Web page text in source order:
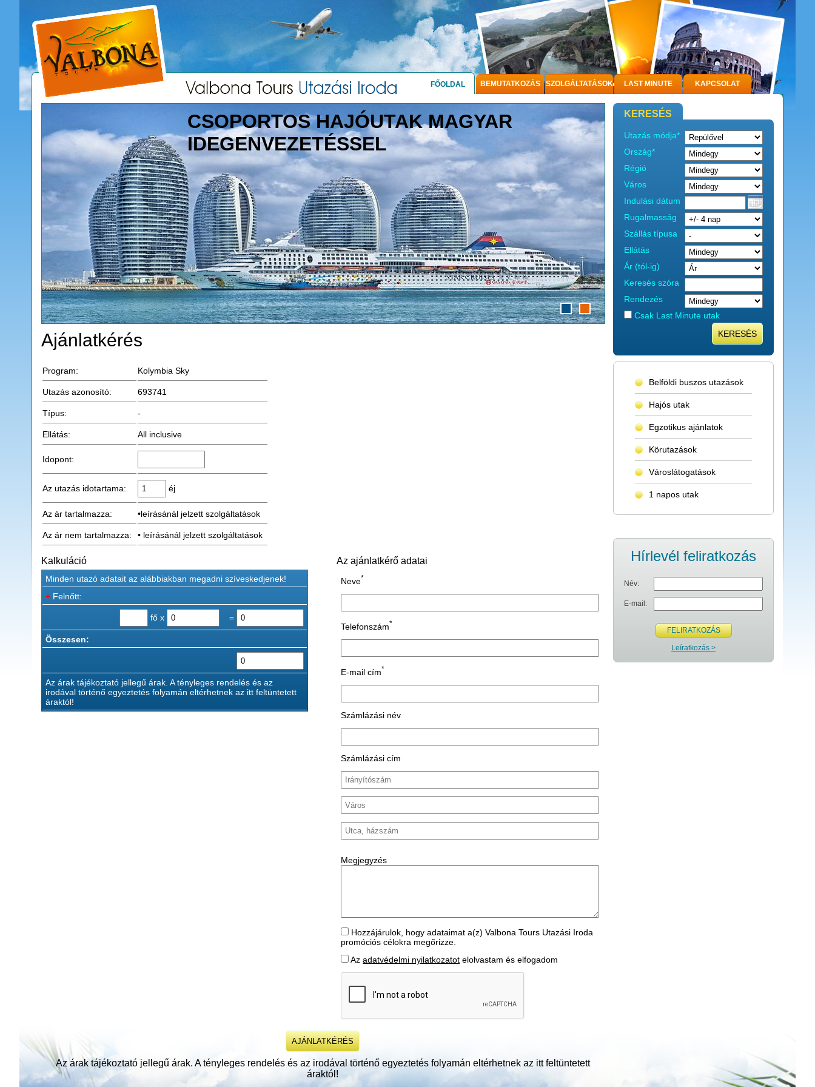
FŐOLDAL BEMUTATKOZÁS SZOLGÁLTATÁSOK LAST MINUTE KAPCSOLAT
CSOPORTOS HAJÓUTAK MAGYAR
IDEGENVEZETÉSSEL
Ajánlatkérés
Program: Kolymbia Sky
Utazás azonosító: 693741
Típus: -
Ellátás: All inclusive
Idopont:
Az utazás idotartama: éj
Az ár tartalmazza: •leírásánál jelzett szolgáltatások
Az ár nem tartalmazza: • leírásánál jelzett szolgáltatások
Kalkuláció
Minden utazó adatait az alábbiakban megadni szíveskedjenek!
+ Felnőtt:
fő x =
Összesen:
Az árak tájékoztató jellegű árak. A tényleges rendelés és az
irodával történő egyeztetés folyamán eltérhetnek az itt feltüntetett
áraktól!
Az ajánlatkérő adatai
Neve*
Telefonszám*
E-mail cím*
Számlázási név
Számlázási cím
Megjegyzés
Hozzájárulok, hogy adataimat a(z) Valbona Tours Utazási Iroda
promóciós célokra megőrizze.
Azadatvédelmi nyilatkozatot elolvastam és elfogadom
Az árak tájékoztató jellegű árak. A tényleges rendelés és az irodával történő egyeztetés folyamán eltérhetnek az itt feltüntetett
áraktól!
KERESÉS
Utazás módja*
Ország*
Régió
Város
Indulási dátum
Rugalmasság
Szállás típusa
Ellátás
Ár (tól-ig)
Keresés szóra
Rendezés
Csak Last Minute utak
KERESÉS
Belföldi buszos utazások
Hajós utak
Egzotikus ajánlatok
Körutazások
Városlátogatások
1 napos utak
Hírlevél feliratkozás
Név:
E-mail:
FELIRATKOZÁS
Leíratkozás >